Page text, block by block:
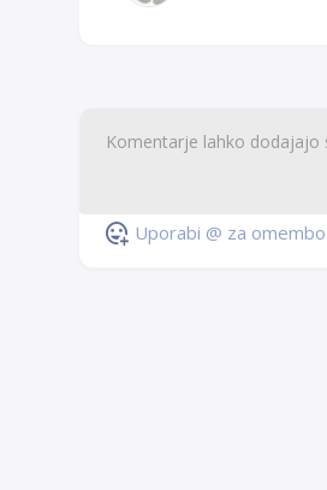
Uporabi @ za omembo